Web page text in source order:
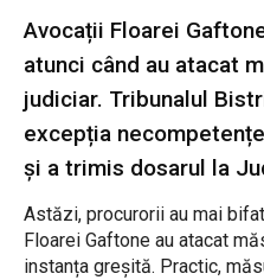
Avocații Floarei
atunci când au atacat
judiciar. Tribunalul
excepția
și a trimis dosarul la
Astăzi, procurorii au mai
Floarei Gaftone au atacat
instanța greșită. Practic,